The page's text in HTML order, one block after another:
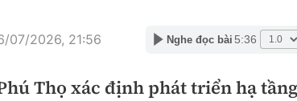
Hàng hải
giao thông
thông 24h
07/2026, 21:56 Nghe đọc bài 5:36
Thọ xác định phát triển hạ